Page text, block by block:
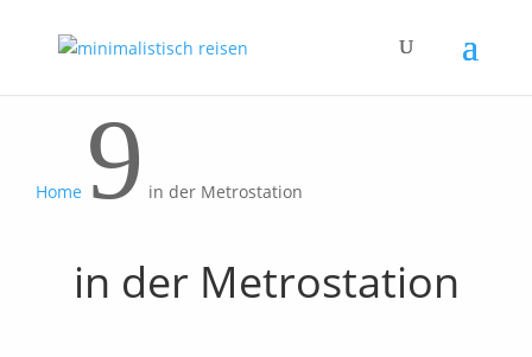
Home 9 in der Metrostation
in der Metrostation